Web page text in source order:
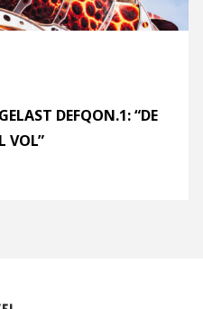
DEFQON.1: “DE
VOL”